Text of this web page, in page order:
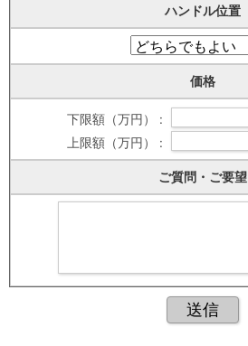
ハンドル位置
価格
下限額（万円） :
上限額（万円） :
ご質問・ご要望